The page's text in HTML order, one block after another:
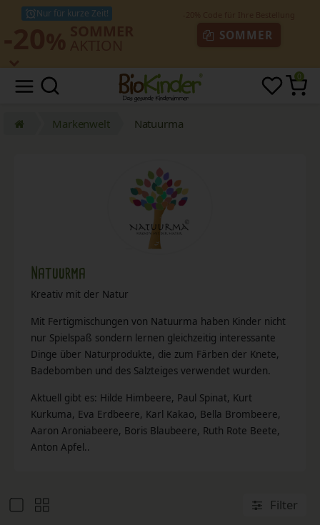
Nur für kurze Zeit!
SOMMER
0
Markenwelt Natuurma
Natuurma
Kreativ mit der Natur
Mit Fertigmischungen von Natuurma haben Kinder nicht
nur Spielspaß sondern lernen gleichzeitig interessante
Dinge über Naturprodukte, die zum Färben der Knete,
Badebomben und des Salzteiges verwendet wurden.
Aktuell gibt es: Hilde Himbeere, Paul Spinat, Kurt
Kurkuma, Eva Erdbeere, Karl Kakao, Bella Brombeere,
Aaron Aroniabeere, Boris Blaubeere, Ruth Rote Beete,
Anton Apfel..
Filter